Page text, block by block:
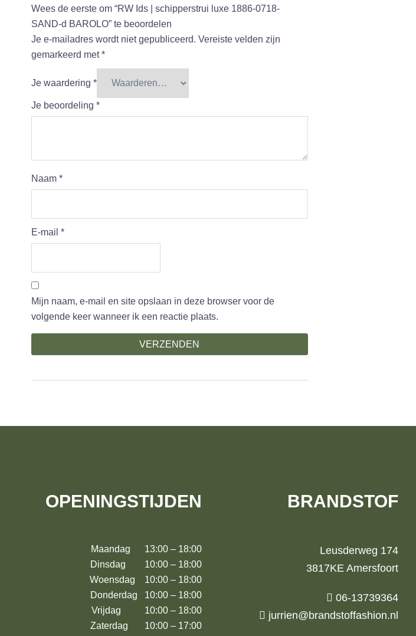
Wees de eerste om “RW Ids | schipperstrui luxe 1886-0718-
SAND-d BAROLO” te beoordelen
Je e-mailadres wordt niet gepubliceerd. Vereiste velden zijn
gemarkeerd met*
Je waardering *
Je beoordeling *
Naam *
E-mail *
Mijn naam, e-mail en site opslaan in deze browser voor de
volgende keer wanneer ik een reactie plaats.
OPENINGSTIJDEN
Maandag 13:00 – 18:00
Dinsdag 10:00 – 18:00
Woensdag 10:00 – 18:00
Donderdag 10:00 – 18:00
Vrijdag 10:00 – 18:00
Zaterdag 10:00 – 17:00
BRANDSTOF
Leusderweg 174
3817KE Amersfoort
06-13739364
jurrien@brandstoffashion.nl